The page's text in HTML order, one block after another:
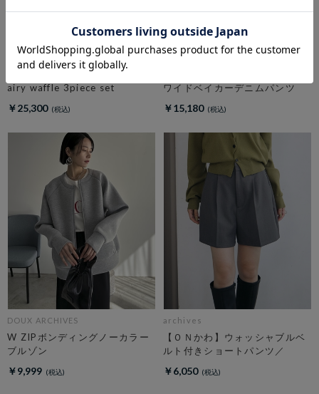
amerge.
airy waffle 3piece set
￥25,300
ワイドベイカーデニムパンツ
￥15,180
DOUX ARCHIVES
W ZIPボンディングノーカラー
ブルゾン
￥9,999
archives
【ＯＮかわ】ウォッシャブルベ
ルト付きショートパンツ／
￥6,050